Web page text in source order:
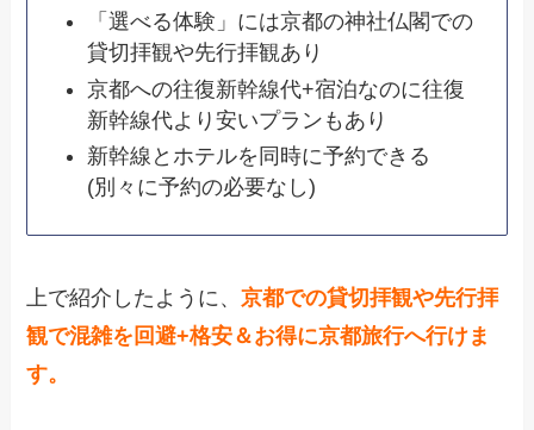
「選べる体験」には京都の神社仏閣での
貸切拝観や先行拝観あり
京都への往復新幹線代+宿泊なのに往復
新幹線代より安いプランもあり
新幹線とホテルを同時に予約できる
(別々に予約の必要なし)
上で紹介したように、京都での貸切拝観や先行拝
観で混雑を回避+格安＆お得に京都旅行へ行けま
す。